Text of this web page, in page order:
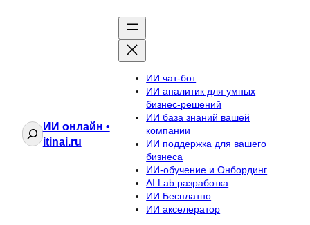
ПоискИИ онлайн •
itinai.ru
ИИ чат-бот
ИИ аналитик для умных
бизнес-решений
ИИ база знаний вашей
компании
ИИ поддержка для вашего
бизнеса
ИИ-обучение и Онбординг
AI Lab разработка
ИИ Бесплатно
ИИ акселератор